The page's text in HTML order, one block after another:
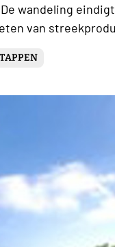
wandeling
van